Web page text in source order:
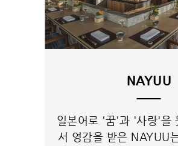
NAYUU
일본어로 '꿈'과 '사랑'을
서 영감을 받은 NAYUU